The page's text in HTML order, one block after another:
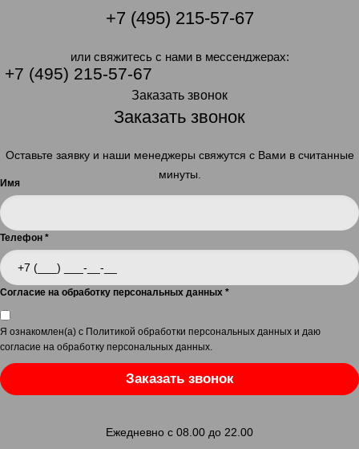
+7 (495) 215-57-67
или свяжитесь с нами в мессенджерах:
+7 (495) 215-57-67
Заказать звонок
Заказать звонок
Оставьте заявку и наши менеджеры свяжутся с Вами в считанные
минуты.
Имя
Телефон *
Согласие на обработку персональных данных *
Я ознакомлен(а) с Политикой обработки персональных данных и даю
согласие на обработку персональных данных
Заказать звонок
Ежедневно с 08.00 до 22.00